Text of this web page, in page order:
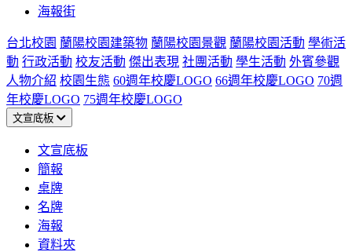
海報街
台北校園 蘭陽校園建築物 蘭陽校園景觀 蘭陽校園活動 學術活
動 行政活動 校友活動 傑出表現 社團活動 學生活動 外賓參觀
人物介紹 校園生態 60週年校慶LOGO 66週年校慶LOGO 70週
年校慶LOGO 75週年校慶LOGO
文宣底板
文宣底板
簡報
桌牌
名牌
海報
資料夾